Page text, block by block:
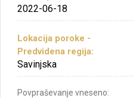
2022-06-18
Lokacija poroke -
Predvidena regija:
Savinjska
Povpraševanje vneseno: